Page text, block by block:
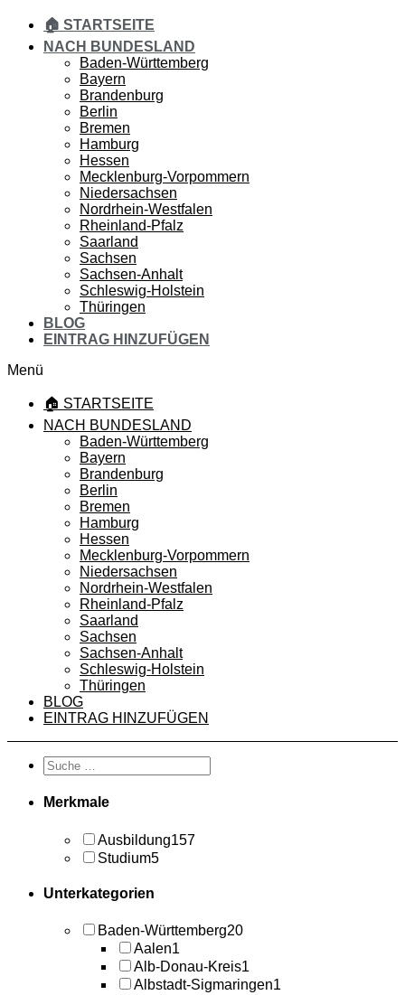
🏠 STARTSEITE
NACH BUNDESLAND
Baden-Württemberg
Bayern
Brandenburg
Berlin
Bremen
Hamburg
Hessen
Mecklenburg-Vorpommern
Niedersachsen
Nordrhein-Westfalen
Rheinland-Pfalz
Saarland
Sachsen
Sachsen-Anhalt
Schleswig-Holstein
Thüringen
BLOG
EINTRAG HINZUFÜGEN
Menü
🏠 STARTSEITE
NACH BUNDESLAND
Baden-Württemberg
Bayern
Brandenburg
Berlin
Bremen
Hamburg
Hessen
Mecklenburg-Vorpommern
Niedersachsen
Nordrhein-Westfalen
Rheinland-Pfalz
Saarland
Sachsen
Sachsen-Anhalt
Schleswig-Holstein
Thüringen
BLOG
EINTRAG HINZUFÜGEN
Merkmale
Ausbildung157
Studium5
Unterkategorien
Baden-Württemberg20
Aalen1
Alb-Donau-Kreis1
Albstadt-Sigmaringen1